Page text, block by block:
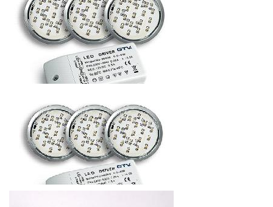
от 89.04р.
КОМПЛЕКТ КРУГЛЫХ СВЕТОДИОДНЫХ СВЕТИЛЬНИКОВ
LUGO, ТЁПЛЫЙ БЕЛЫЙ 220-240V, 3Х1,8W, IP20
Распродажа 30%
588р.